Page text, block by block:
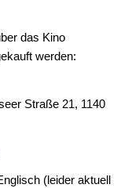
das Kino
werden:
Straße 21, 1140
(leider aktuell